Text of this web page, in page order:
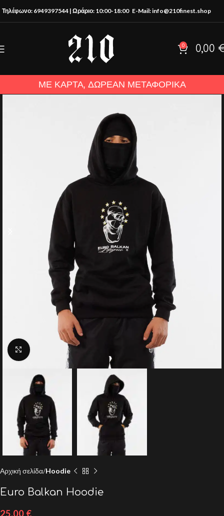
Τηλέφωνο: 6949397544 | Ωράριο: 10:00-18:00 E-Mail: info@210finest.shop
0 0,00
ΜΕ ΚΑΡΤΑ, ΔΩΡΕΑΝ ΜΕΤΑΦΟΡΙΚΑ
Click to enlarge
Αρχική σελίδα Hoodie
Euro Balkan Hoodie
25,00 €